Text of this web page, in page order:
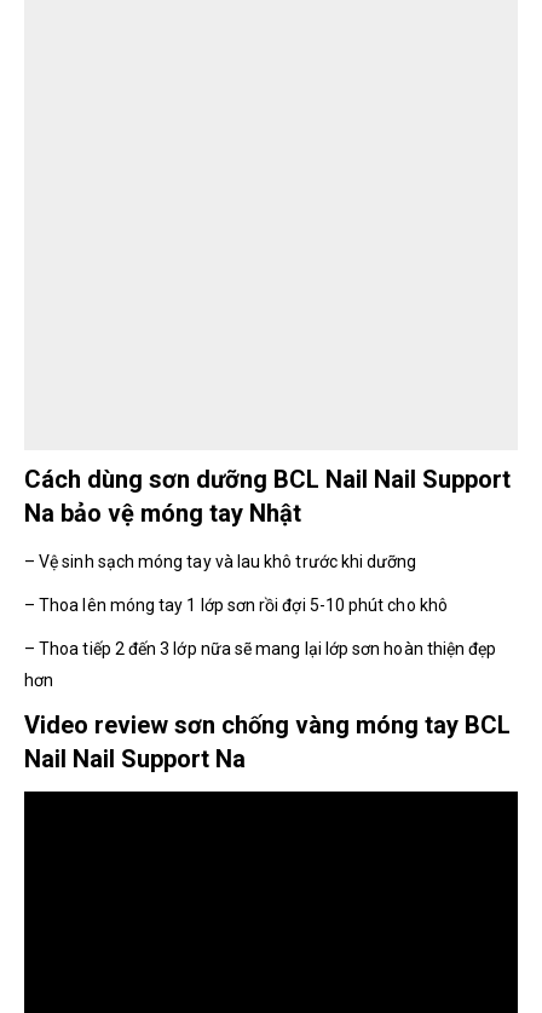
Cách dùng sơn dưỡng BCL Nail Nail Support
Na bảo vệ móng tay Nhật
– Vệ sinh sạch móng tay và lau khô trước khi dưỡng
– Thoa lên móng tay 1 lớp sơn rồi đợi 5-10 phút cho khô
– Thoa tiếp 2 đến 3 lớp nữa sẽ mang lại lớp sơn hoàn thiện đẹp
hơn
Video review sơn chống vàng móng tay BCL
Nail Nail Support Na